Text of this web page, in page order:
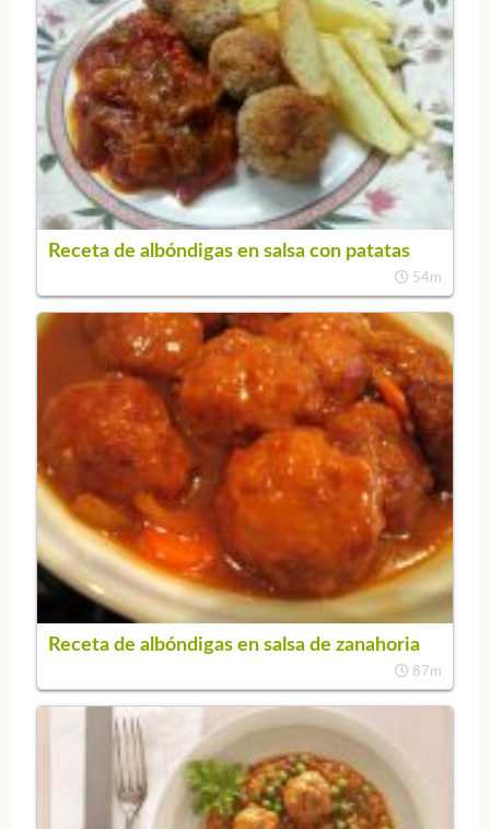
Receta de albóndigas en salsa con patatas
54m
Receta de albóndigas en salsa de zanahoria
87m